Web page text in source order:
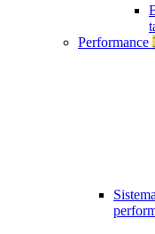
Performance